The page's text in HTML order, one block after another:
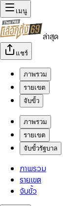
เมนู
ล่าสุด
แชร์
ภาพรวม
รายเขต
จับขั้ว
ภาพรวม
รายเขต
จับขั้วรัฐบาล
ภาพรวม
รายเขต
จับขั้ว